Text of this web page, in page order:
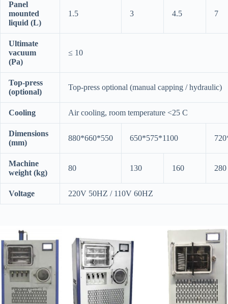
Panel
mounted
liquid (L)
1.5 3 4.5 7
Ultimate
vacuum
(Pa)
≤ 10
Top-press
(optional)
Top-press optional (manual capping / hydraulic)
Cooling Air cooling, room temperature <25 C
Dimensions
(mm)
880*660*550 650*575*1100
Machine
weight (kg)
80 130 160 280
Voltage 220V 50HZ / 110V 60HZ